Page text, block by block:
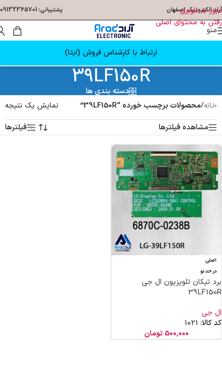
عبور به ناوبری
رفتن به محتوای اصلی
آراد الکترونیک اصفهان پشتیبانی: 09132365701
منو
ارتباط با کارشناس فروش (ایتا)
39LF150R
دسته بندی ها
خانه/محصولات برچسب خورده “39LF150R”
نمایش یک نتیجه
مشاهده فیلترها
فیلترها
اصلی
در حد نو
برد تیکان تلویزیون ال جی
39LF150R
ال جی
کد کالا: 1021
500,000 تومان